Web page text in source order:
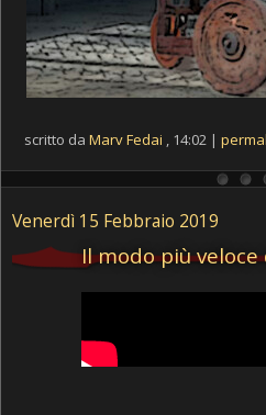
scritto da Marv Fedai , 14:02 |
Venerdì 15 Febbraio 2019
Il modo più